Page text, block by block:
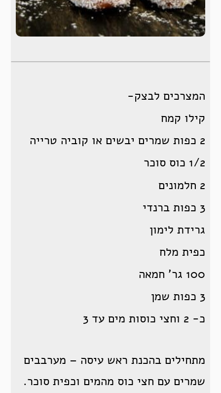
המצרכים לבצק-
קילו קמח
2 כפות שמרים יבשים או קוביה טרייה
1/2 כוס סוכר
2 חלמונים
3 כפות ברנדי
גרידת לימון
כפית מלח
100 גר’ חמאה
3 כפות שמן
כ- 2 וחצי כוסות מים עד 3
מתחילים בהכנת ראש עיסה – מערבבים
שמרים עם חצי כוס מהמים וכפית סוכר.